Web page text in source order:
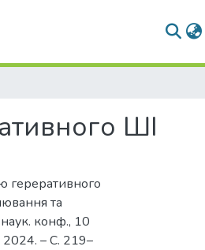
ШІ
гереративного
та
наук. конф., 10
2024. – С. 219–